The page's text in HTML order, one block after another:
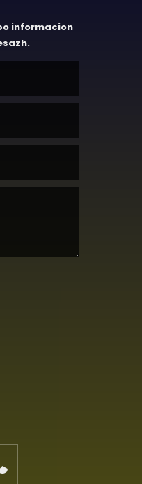
informacion